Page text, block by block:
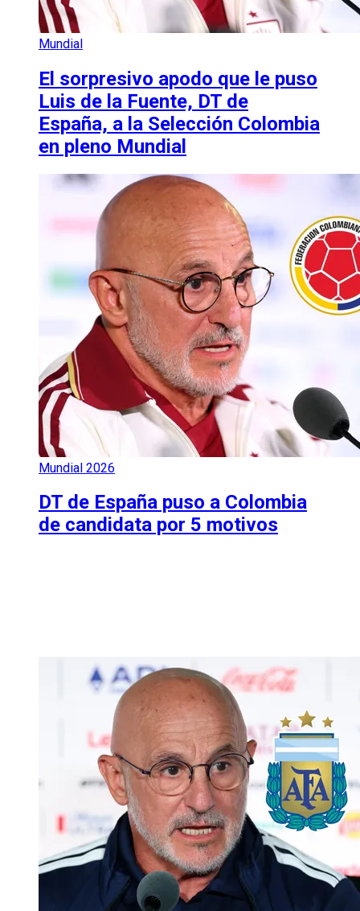
Mundial
El sorpresivo apodo que le puso
Luis de la Fuente, DT de
España, a la Selección Colombia
en pleno Mundial
Mundial 2026
DT de España puso a Colombia
de candidata por 5 motivos